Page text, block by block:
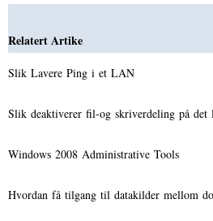
Relatert Artike
Slik Lavere Ping i et LAN
Slik deaktiverer fil-og skriverdeling på
Windows 2008 Administrative Tools
Hvordan få tilgang til datakilder mellom